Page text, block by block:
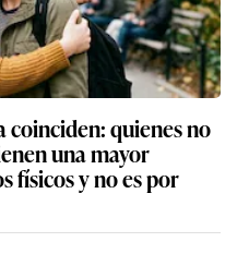
coinciden: quienes no
una mayor
físicos y no es por